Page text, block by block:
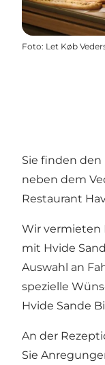
Foto: Let Køb
Sie finden
neben dem
Restaurant
Wir vermieten
mit Hvide
Auswahl an
spezielle
Hvide Sande
An der
Sie